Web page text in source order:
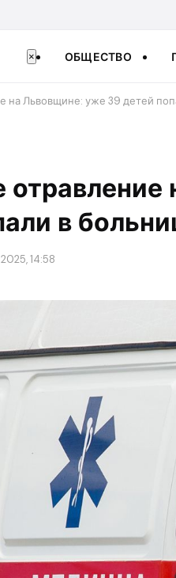
× ОБЩЕСТВО
на Львовщине: уже 39 детей
в
14:58